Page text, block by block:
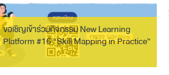
ขอเชิญเข้าร่วมกิจกรรม New Learning
Platform #16 “Skill Mapping in Practice”